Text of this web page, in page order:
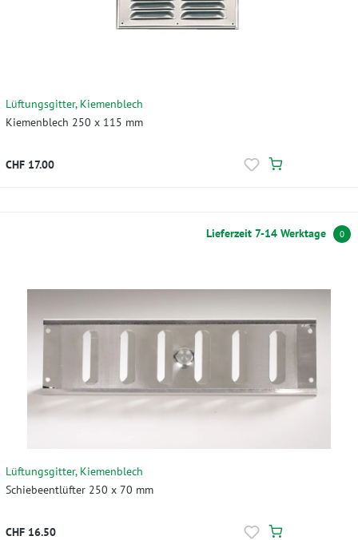
Lüftungsgitter, Kiemenblech
Kiemenblech 250 x 115 mm
CHF 17.00
Lieferzeit 7-14 Werktage 0
Lüftungsgitter, Kiemenblech
Schiebeentlüfter 250 x 70 mm
CHF 16.50